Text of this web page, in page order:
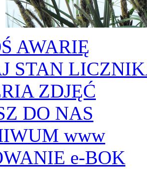
AWARIĘ
STAN
ZDJĘĆ
DO NAS
www
e-BOK